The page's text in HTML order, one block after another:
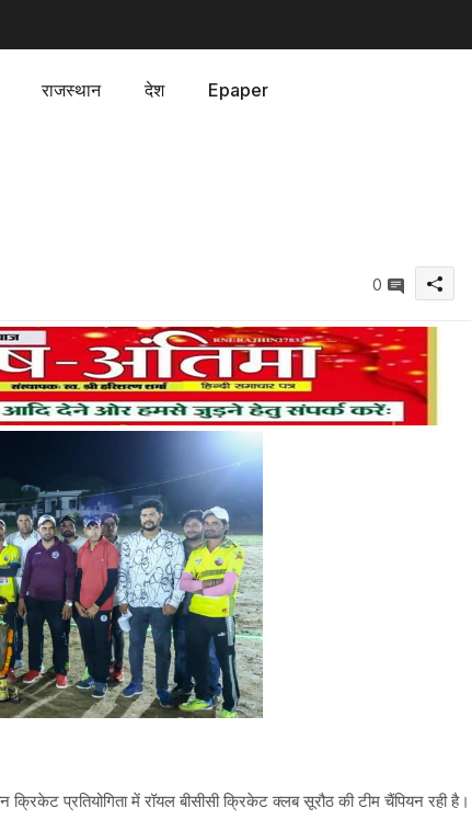
राजस्थान देश Epaper
0
क्रिकेट प्रतियोगिता में रॉयल बीसीसी क्रिकेट क्लब सूरौठ की टीम चैंपियन रही है।